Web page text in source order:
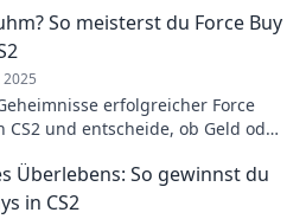
So meisterst du Force Buy
2025
erfolgreicher Force
CS2 und entscheide, ob Geld oder
Überlebens: So gewinnst du
in CS2